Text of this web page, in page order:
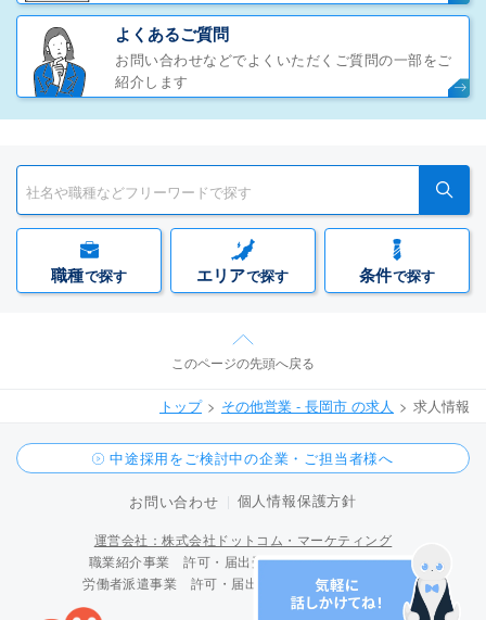
よくあるご質問
お問い合わせなどでよくいただくご質問の一部をご
紹介します
職種で探す エリアで探す 条件で探す
このページの先頭へ戻る
トップ その他営業 - 長岡市 の求人 求人情報
中途採用をご検討中の企業・ご担当者様へ
お問い合わせ 個人情報保護方針
運営会社：株式会社ドットコム・マーケティング
職業紹介事業 許可・届出受理番号 15-ユ-300096
労働者派遣事業 許可・届出受理番号 派 15-300424